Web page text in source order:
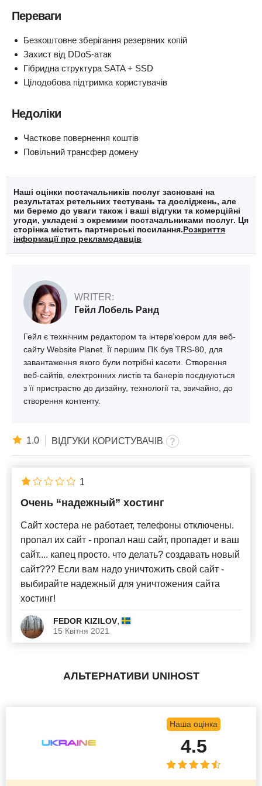
Переваги
Безкоштовне зберігання резервних копій
Захист від DDoS-атак
Гібридна структура SATA + SSD
Цілодобова підтримка користувачів
Недоліки
Часткове повернення коштів
Повільний трансфер домену
Наші оцінки постачальників послуг засновані на
результатах ретельних тестувань та досліджень, але
ми беремо до уваги також і ваші відгуки та комерційні
угоди, укладені з окремими постачальниками послуг. Ця
сторінка містить партнерські посилання.Розкриття
інформації про рекламодавців
WRITER:
Гейл Лобель Ранд
Гейл є технічним редактором та інтерв’юером для веб-
сайту Website Planet. Її першим ПК був TRS-80, для
завантаження якого були потрібні касети. Створення
веб-сайтів, електронних листів та банерів поєднуються
з її пристрастю до дизайну, технології та, звичайно, до
створення контенту.
1.0 ВІДГУКИ КОРИСТУВАЧІВ
Очень “надежный” хостинг
Сайт хостера не работает, телефоны отключены.
пропал их сайт - пропал наш сайт, пропадет и ваш
сайт.... капец просто. что делать? создавать новый
сайт??? Если вам надо уничтожить свой сайт -
выбирайте надежный для уничтожения сайта
хостинг!
FEDOR KIZILOV,
15 Квітня 2021
1
АЛЬТЕРНАТИВИ UNIHOST
Наша оцінка
4.5